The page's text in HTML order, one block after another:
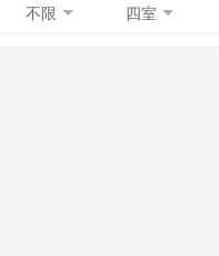
不限 四室